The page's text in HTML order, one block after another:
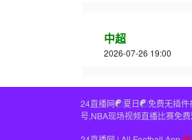
中超
2026-07-26 19:00
24直播网☯️夏日☯️免费无插件
号,NBA现场视频直播比赛免费